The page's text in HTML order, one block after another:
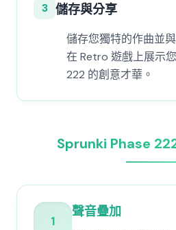
3 儲存與分享
儲存您獨特的作曲並
在 Retro 遊戲上展示
222 的創意才華。
Sprunki Phase
1
聲音疊加